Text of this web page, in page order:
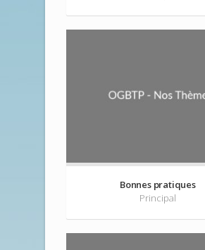
Bonnes pratiques
Principal